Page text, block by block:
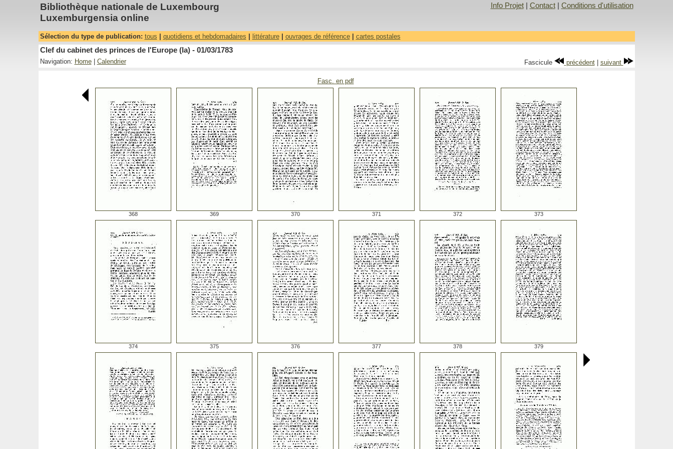
Bibliothèque nationale de Luxembourg
Luxemburgensia online
Info Projet| Contact| Conditions d'utilisation
Sélection du type de publication: tous quotidiens et hebdomadaires littérature| ouvrages de référence| cartes postales
Clef du cabinet des princes de l'Europe (la) - 01/03/1783
Navigation: Home| Calendrier Fascicule précédent| suivant
Fasc. en pdf
368 369 370 371 372 373
374 375 376 377 378 379